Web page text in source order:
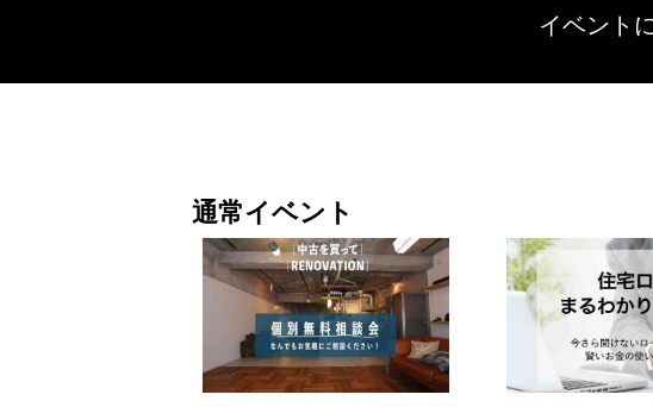
イベント
通常イベント